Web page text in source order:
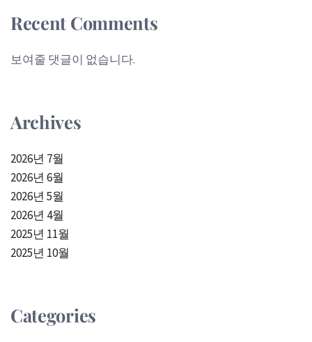
Recent Comments
보여줄 댓글이 없습니다.
Archives
2026년 7월
2026년 6월
2026년 5월
2026년 4월
2025년 11월
2025년 10월
Categories